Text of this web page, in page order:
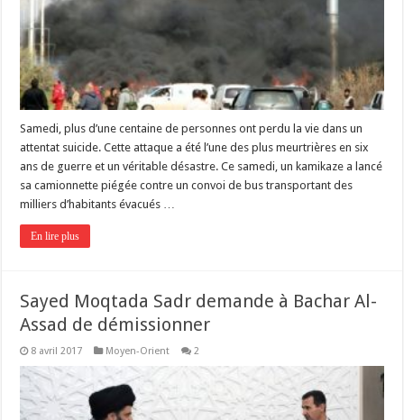
Samedi, plus d’une centaine de personnes ont perdu la vie dans un
attentat suicide. Cette attaque a été l’une des plus meurtrières en six
ans de guerre et un véritable désastre. Ce samedi, un kamikaze a lancé
sa camionnette piégée contre un convoi de bus transportant des
milliers d’habitants évacués …
En lire plus
Sayed Moqtada Sadr demande à Bachar Al-
Assad de démissionner
8 avril 2017 Moyen-Orient 2